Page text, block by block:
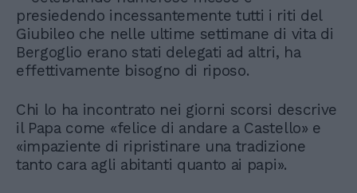
presiedendo incessantemente tutti i riti del
Giubileo che nelle ultime settimane di vita di
Bergoglio erano stati delegati ad altri, ha
effettivamente bisogno di riposo.
Chi lo ha incontrato nei giorni scorsi descrive
il Papa come «felice di andare a Castello» e
«impaziente di ripristinare una tradizione
tanto cara agli abitanti quanto ai papi».